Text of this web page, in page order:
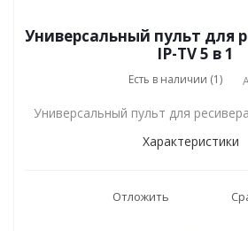
Универсальный пульт для
IP-TV 5 в 1
Есть в наличии (1)
Универсальный пульт для
Характеристики
Отложить